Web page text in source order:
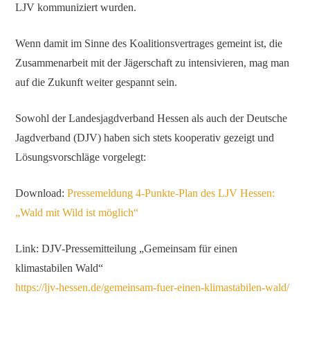
LJV kommuniziert wurden.
Wenn damit im Sinne des Koalitionsvertrages gemeint ist, die
Zusammenarbeit mit der Jägerschaft zu intensivieren, mag man
auf die Zukunft weiter gespannt sein.
Sowohl der Landesjagdverband Hessen als auch der Deutsche
Jagdverband (DJV) haben sich stets kooperativ gezeigt und
Lösungsvorschläge vorgelegt:
Download:Pressemeldung 4-Punkte-Plan des LJV Hessen:
„Wald mit Wild ist möglich“
Link: DJV-Pressemitteilung „Gemeinsam für einen
klimastabilen Wald“
https://ljv-hessen.de/gemeinsam-fuer-einen-klimastabilen-wald/